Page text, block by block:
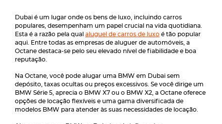
Dubai é um lugar onde os bens de luxo, incluindo carros
populares, desempenham um papel crucial na vida quotidiana.
Esta é a razão pela qual aluguel de carros de luxo é tão popular
aqui. Entre todas as empresas de aluguer de automóveis, a
Octane destaca-se pelo seu elevado nível de fiabilidade e boa
reputação.
Na Octane, você pode alugar uma BMW em Dubai sem
depósito, taxas ocultas ou preços excessivos. Se você dirige um
BMW Série 5, aprecia o BMW X7 ou o BMW X2, a Octane oferece
opções de locação flexíveis e uma gama diversificada de
modelos BMW para atender às suas necessidades de locação.